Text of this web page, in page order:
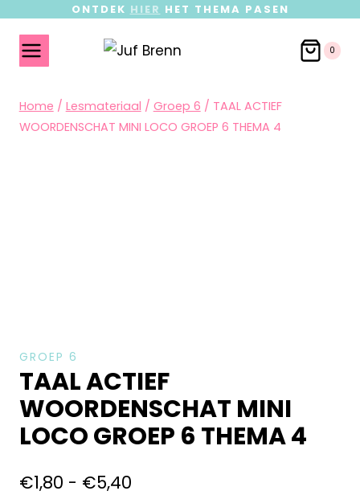
ONTDEK HIER HET THEMA PASEN
0
Home / Lesmateriaal / Groep 6 / TAAL ACTIEF
WOORDENSCHAT MINI LOCO GROEP 6 THEMA 4
GROEP 6
TAAL ACTIEF
WOORDENSCHAT MINI
LOCO GROEP 6 THEMA 4
€1,80 - €5,40